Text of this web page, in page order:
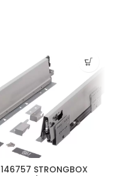
146757 STRONGBOX